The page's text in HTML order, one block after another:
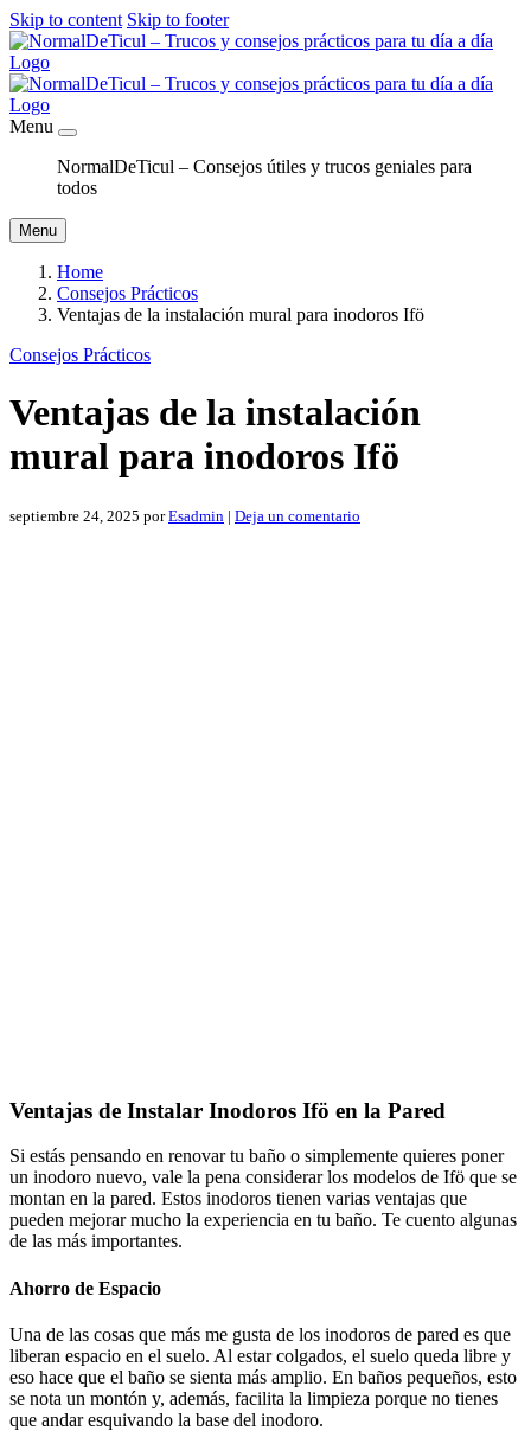
Skip to content Skip to footer
Menu
NormalDeTicul – Consejos útiles y trucos geniales para
todos
Menu
Home
Consejos Prácticos
Ventajas de la instalación mural para inodoros Ifö
Consejos Prácticos
Ventajas de la instalación
mural para inodoros Ifö
septiembre 24, 2025 porEsadmin | Deja un comentario
Ventajas de Instalar Inodoros Ifö en la Pared
Si estás pensando en renovar tu baño o simplemente quieres poner
un inodoro nuevo, vale la pena considerar los modelos de Ifö que se
montan en la pared. Estos inodoros tienen varias ventajas que
pueden mejorar mucho la experiencia en tu baño. Te cuento algunas
de las más importantes.
Ahorro de Espacio
Una de las cosas que más me gusta de los inodoros de pared es que
liberan espacio en el suelo. Al estar colgados, el suelo queda libre y
eso hace que el baño se sienta más amplio. En baños pequeños, esto
se nota un montón y, además, facilita la limpieza porque no tienes
que andar esquivando la base del inodoro.